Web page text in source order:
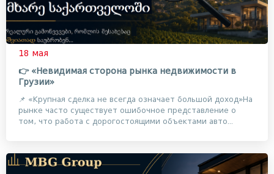
18 мая
👉 «Невидимая сторона рынка недвижимости в
Грузии»
📌 «Крупная сделка не всегда означает большой доход»На
рынке часто существует ошибочное представление о
том, что работа с дорогостоящими объектами авто...